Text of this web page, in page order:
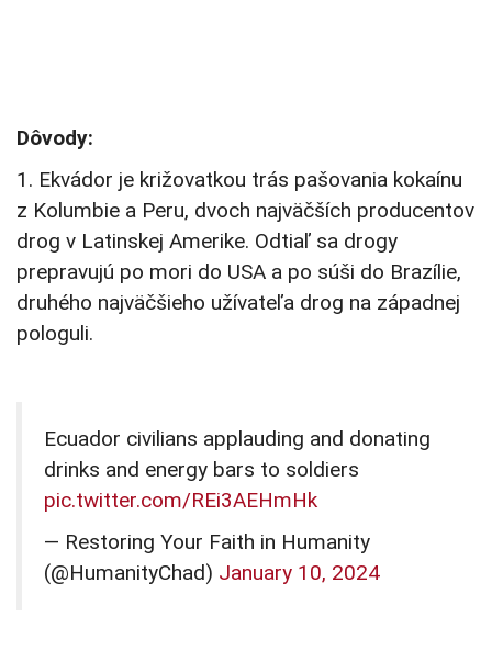
Dôvody:
1. Ekvádor je križovatkou trás pašovania kokaínu
z Kolumbie a Peru, dvoch najväčších producentov
drog v Latinskej Amerike. Odtiaľ sa drogy
prepravujú po mori do USA a po súši do Brazílie,
druhého najväčšieho užívateľa drog na západnej
pologuli.
Ecuador civilians applauding and donating
drinks and energy bars to soldiers
pic.twitter.com/REi3AEHmHk
— Restoring Your Faith in Humanity
(@HumanityChad) January 10, 2024